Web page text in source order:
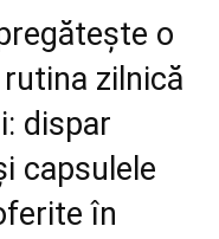
o
zilnică
dispar
capsulele
în